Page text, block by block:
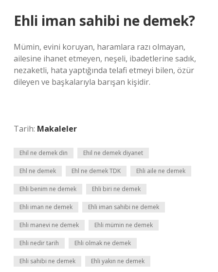
Ehli iman sahibi ne demek?
Mümin, evini koruyan, haramlara razı olmayan,
ailesine ihanet etmeyen, neşeli, ibadetlerine sadık,
nezaketli, hata yaptığında telafi etmeyi bilen, özür
dileyen ve başkalarıyla barışan kişidir.
Tarih: Makaleler
Ehil ne demek din Ehil ne demek diyanet
Ehl ne demek Ehl ne demek TDK Ehli aile ne demek
Ehli benim ne demek Ehli biri ne demek
Ehli iman ne demek Ehli iman sahibi ne demek
Ehli manevi ne demek Ehli mümin ne demek
Ehli nedir tarih Ehli olmak ne demek
Ehli sahibi ne demek Ehli yakın ne demek